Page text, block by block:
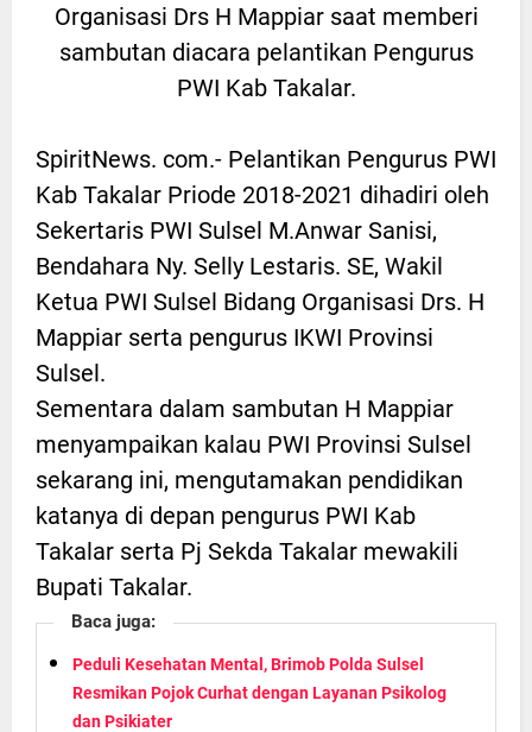
Organisasi Drs H Mappiar saat memberi
sambutan diacara pelantikan Pengurus
PWI Kab Takalar.
SpiritNews. com.- Pelantikan Pengurus PWI
Kab Takalar Priode 2018-2021 dihadiri oleh
Sekertaris PWI Sulsel M.Anwar Sanisi,
Bendahara Ny. Selly Lestaris. SE, Wakil
Ketua PWI Sulsel Bidang Organisasi Drs. H
Mappiar serta pengurus IKWI Provinsi
Sulsel.
Sementara dalam sambutan H Mappiar
menyampaikan kalau PWI Provinsi Sulsel
sekarang ini, mengutamakan pendidikan
katanya di depan pengurus PWI Kab
Takalar serta Pj Sekda Takalar mewakili
Bupati Takalar.
Baca juga:
Peduli Kesehatan Mental, Brimob Polda Sulsel
Resmikan Pojok Curhat dengan Layanan Psikolog
dan Psikiater